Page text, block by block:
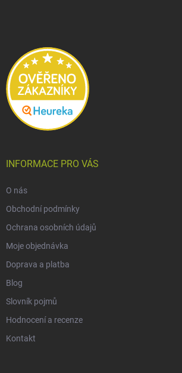
INFORMACE PRO VÁS
O nás
Obchodní podmínky
Ochrana osobních údajů
Moje objednávka
Doprava a platba
Blog
Slovník pojmů
Hodnocení a recenze
Kontakt